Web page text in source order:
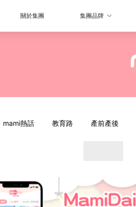
關於集團 集團品牌
mami熱話 教育路 產前產後